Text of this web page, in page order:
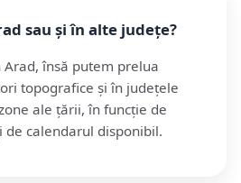
sau și în alte județe?
Arad, însă putem prelua
topografice și în județele
ale țării, în funcție de
calendarul disponibil.